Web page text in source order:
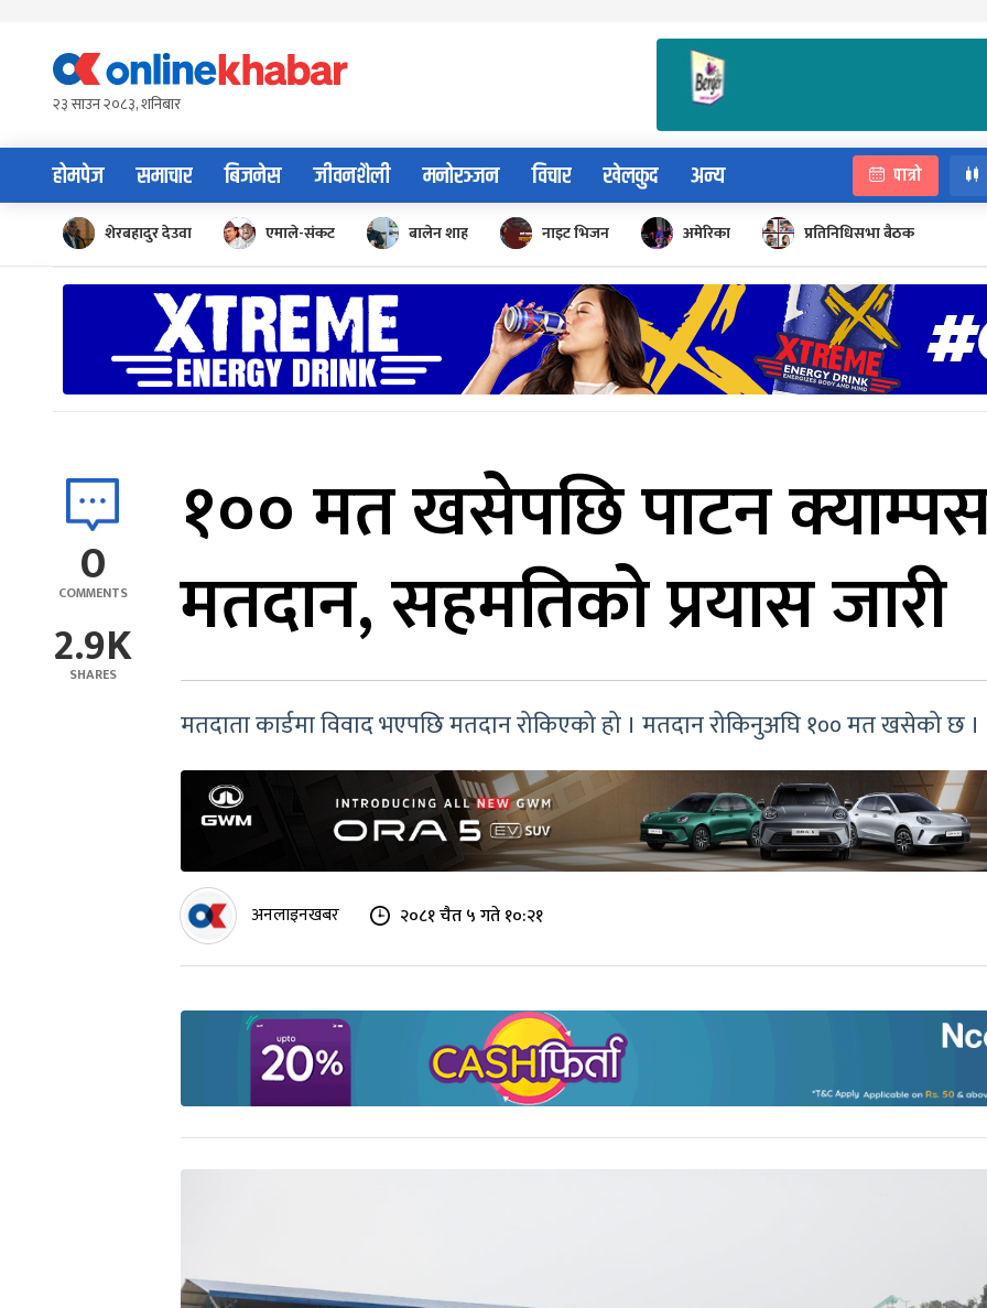
content२३ साउन २०८३, शनिबार
होमपेज समाचार बिजनेस जीवनशैली मनोरञ्जन विचार खेलकुद अन्य पात्रो
शेरबहादुर देउवा एमाले-संकट बालेन शाह नाइट भिजन अमेरिका प्रतिनिधिसभा बैठक
0
COMMENTS
2.9K
SHARES
१०० मत खसेपछि पाटन
मतदान, सहमतिको प्रयास जारी
मतदाता कार्डमा विवाद भएपछि मतदान रोकिएको हो । मतदान रोकिनुअघि १०० मत खसेको छ ।
अनलाइनखबर २०८१ चैत ५ गते १०:२१